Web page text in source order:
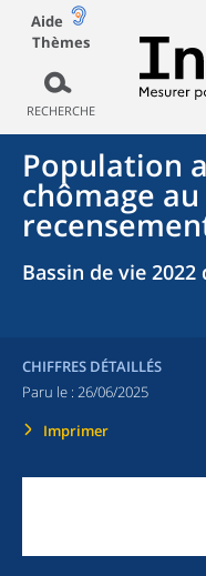
Aide
Thèmes
RECHERCHE
Population
chômage
Bassin de vie 2022
CHIFFRES DÉTAILLÉS
Paru le : 26/06/2025
Imprimer